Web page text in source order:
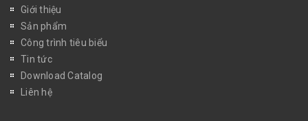
Giới thiệu
Sản phẩm
Công trình tiêu biểu
Tin tức
Download Catalog
Liên hệ